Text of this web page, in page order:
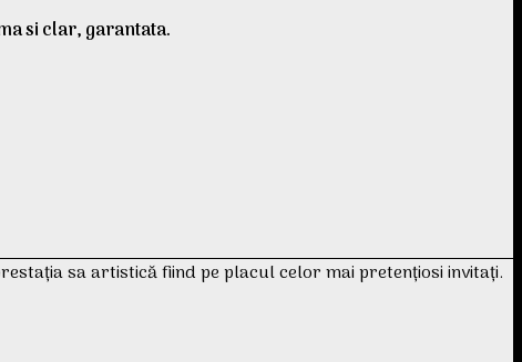
si clar, garantata.
sa artistică fiind pe placul celor mai pretențiosi invitați.